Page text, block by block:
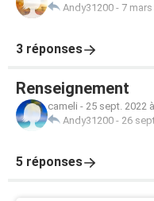
Andy31200 - 7 mars
3 réponses
Renseignement
cameli - 25 sept. 2022
Andy31200 - 26
5 réponses